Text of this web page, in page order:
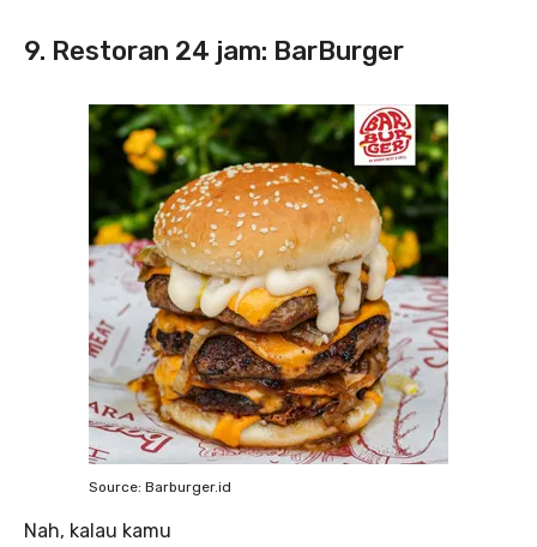
9. Restoran 24 jam: BarBurger
Source: Barburger.id
Nah, kalau kamu